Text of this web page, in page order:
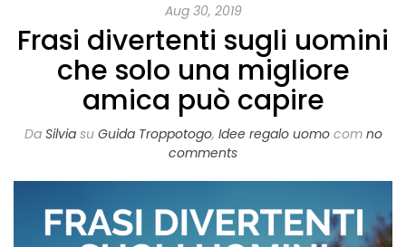
Aug 30, 2019
Frasi divertenti sugli uomini
che solo una migliore
amica può capire
Da Silviasu Guida Troppotogo, Idee regalo uomocom no
comments